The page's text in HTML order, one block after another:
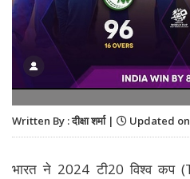
Written By : दीक्षा शर्मा | Updated
भारत ने 2024 टी20 विश्व